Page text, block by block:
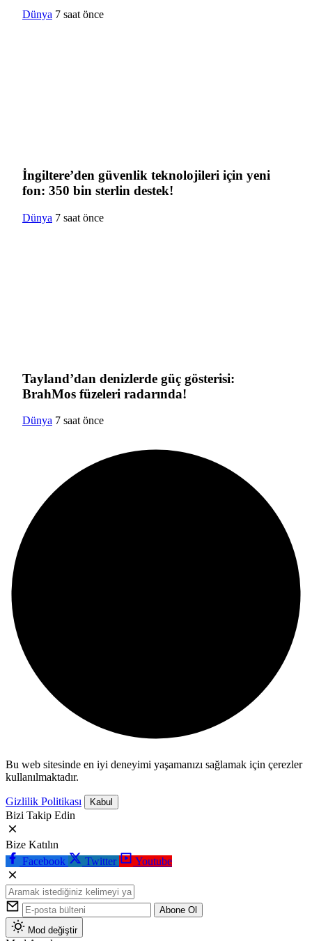
Dünya 7 saat önce
İngiltere’den güvenlik teknolojileri için yeni
fon: 350 bin sterlin destek!
Dünya 7 saat önce
Tayland’dan denizlerde güç gösterisi:
BrahMos füzeleri radarında!
Dünya 7 saat önce
Bu web sitesinde en iyi deneyimi yaşamanızı sağlamak için çerezler
kullanılmaktadır.
Gizlilik Politikası Kabul
Bizi Takip Edin
Bize Katılın
Facebook
Twitter Youtube
Abone Ol
Mod değiştir